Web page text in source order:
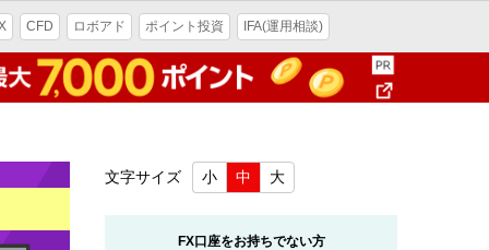
CFD ロボアド ポイント投資 IFA(運用相談)
文字サイズ 小 中 大
FX口座をお持ちでない方